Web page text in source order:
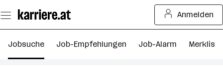
Seiteninhalt
springen
Anmelden
Jobsuche Job-Empfehlungen Job-Alarm Merkliste